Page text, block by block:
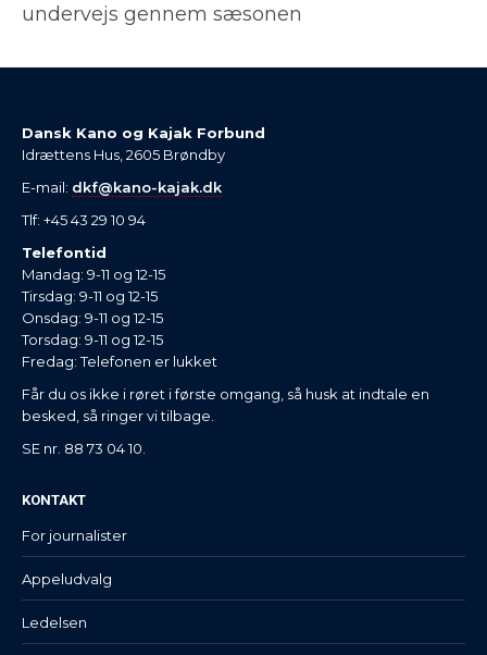
undervejs gennem sæsonen
Dansk Kano og Kajak Forbund
Idrættens Hus, 2605 Brøndby
E-mail: dkf@kano-kajak.dk
Tlf: +45 43 29 10 94
Telefontid
Mandag: 9-11 og 12-15
Tirsdag: 9-11 og 12-15
Onsdag: 9-11 og 12-15
Torsdag: 9-11 og 12-15
Fredag: Telefonen er lukket
Får du os ikke i røret i første omgang, så husk at indtale en
besked, så ringer vi tilbage.
SE nr. 88 73 04 10.
KONTAKT
For journalister
Appeludvalg
Ledelsen